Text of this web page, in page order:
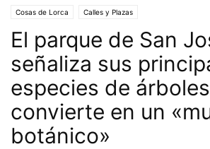
Cosas de Lorca Calles y Plazas
El parque de San
señaliza sus
especies de
convierte en un
botánico»